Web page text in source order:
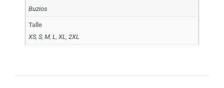
Buzios
Talle
XS,S,M ,L ,XL ,2XL